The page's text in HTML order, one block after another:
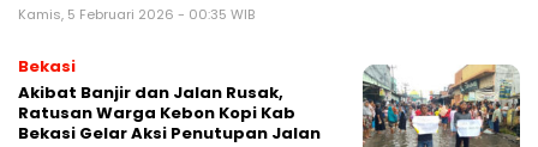
Kamis, 5 Februari 2026 - 00:35 WIB
Bekasi
Akibat Banjir dan Jalan Rusak,
Ratusan Warga Kebon Kopi Kab
Bekasi Gelar Aksi Penutupan Jalan